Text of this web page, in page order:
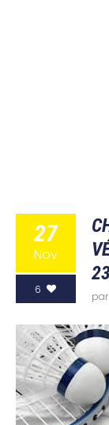
27
Nov
6
par